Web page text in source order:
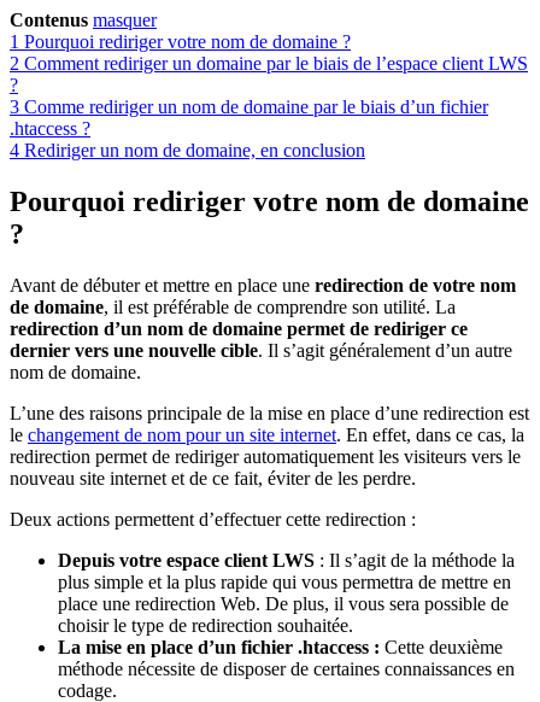
Contenus masquer
1 Pourquoi rediriger votre nom de domaine ?
2 Comment rediriger un domaine par le biais de l’espace client LWS
?
3 Comme rediriger un nom de domaine par le biais d’un fichier
.htaccess ?
4 Rediriger un nom de domaine, en conclusion
Pourquoi rediriger votre nom de domaine
?
Avant de débuter et mettre en place une redirection de votre nom
de domaine, il est préférable de comprendre son utilité. La
redirection d’un nom de domaine permet de rediriger ce
dernier vers une nouvelle cible. Il s’agit généralement d’un autre
nom de domaine.
L’une des raisons principale de la mise en place d’une redirection est
le changement de nom pour un site internet. En effet, dans ce cas, la
redirection permet de rediriger automatiquement les visiteurs vers le
nouveau site internet et de ce fait, éviter de les perdre.
Deux actions permettent d’effectuer cette redirection :
Depuis votre espace client LWS : Il s’agit de la méthode la
plus simple et la plus rapide qui vous permettra de mettre en
place une redirection Web. De plus, il vous sera possible de
choisir le type de redirection souhaitée.
La mise en place d’un fichier .htaccess : Cette deuxième
méthode nécessite de disposer de certaines connaissances en
codage.